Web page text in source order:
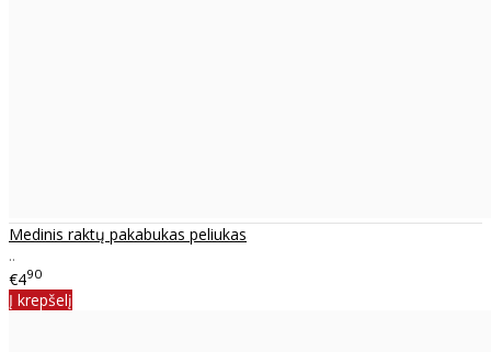
Medinis raktų pakabukas peliukas
..
€490
Į krepšelį